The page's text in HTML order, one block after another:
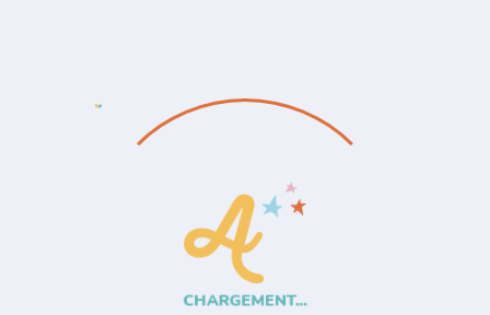
CHARGEMENT...